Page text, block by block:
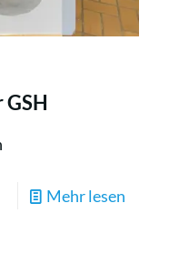
Mehr lesen